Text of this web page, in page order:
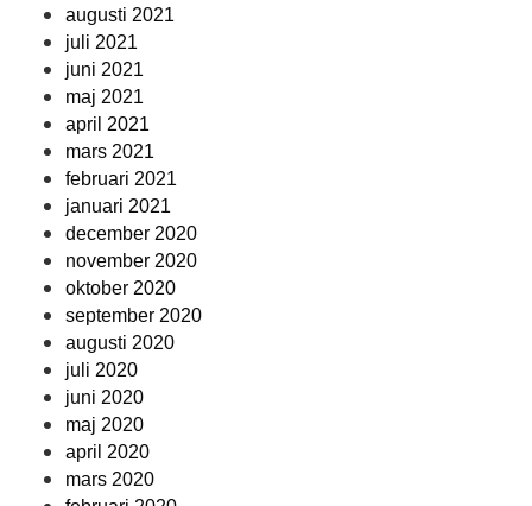
augusti 2021
juli 2021
juni 2021
maj 2021
april 2021
mars 2021
februari 2021
januari 2021
december 2020
november 2020
oktober 2020
september 2020
augusti 2020
juli 2020
juni 2020
maj 2020
april 2020
mars 2020